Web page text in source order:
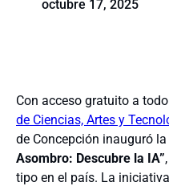
octubre 17, 2025
Con acceso gratuito a
de Ciencias, Artes y
de Concepción inauguró
Asombro: Descubre la IA”
tipo en el país. La